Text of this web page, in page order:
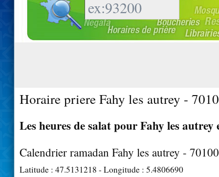
Horaire priere Fahy les autrey -
Les heures de salat pour Fahy les autrey
Calendrier ramadan Fahy les autrey - 70100
Latitude : 47.5131218 - Longitude : 5.4806690